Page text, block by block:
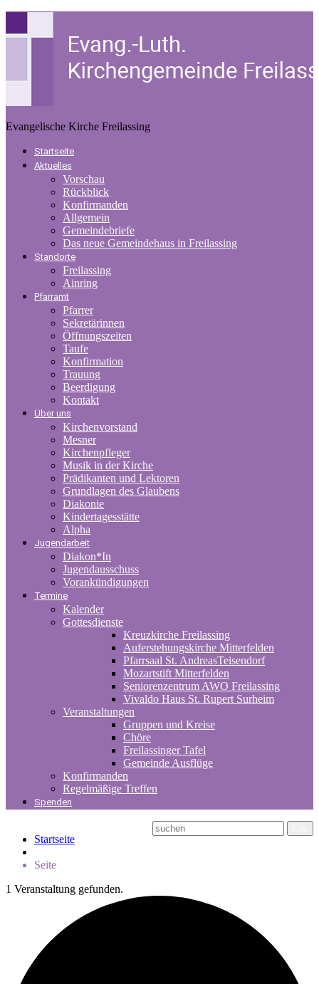
Evangelische Kirche Freilassing
Startseite
Aktuelles
Vorschau
Rückblick
Konfirmanden
Allgemein
Gemeindebriefe
Das neue Gemeindehaus in Freilassing
Standorte
Freilassing
Ainring
Pfarramt
Pfarrer
Sekretärinnen
Öffnungszeiten
Taufe
Konfirmation
Trauung
Beerdigung
Kontakt
Über uns
Kirchenvorstand
Mesner
Kirchenpfleger
Musik in der Kirche
Prädikanten und Lektoren
Grundlagen des Glaubens
Diakonie
Kindertagesstätte
Alpha
Jugendarbeit
Diakon*In
Jugendausschuss
Vorankündigungen
Termine
Kalender
Gottesdienste
Kreuzkirche Freilassing
Auferstehungskirche Mitterfelden
Pfarrsaal St. AndreasTeisendorf
Mozartstift Mitterfelden
Seniorenzentrum AWO Freilassing
Vivaldo Haus St. Rupert Surheim
Veranstaltungen
Gruppen und Kreise
Chöre
Freilassinger Tafel
Gemeinde Ausflüge
Konfirmanden
Regelmäßige Treffen
Spenden
Startseite
Seite
1 Veranstaltung gefunden.